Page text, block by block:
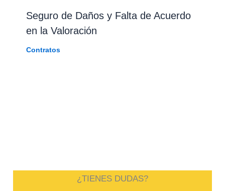
Seguro de Daños y Falta de Acuerdo
en la Valoración
Contratos
¿TIENES DUDAS?